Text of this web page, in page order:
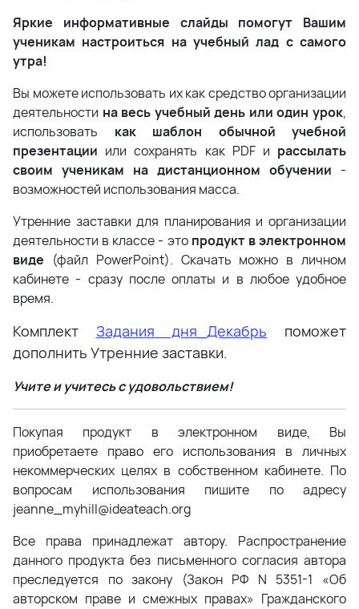
Яркие информативные слайды помогут Вашим
ученикам настроиться на учебный лад с самого
утра!
Вы можете использовать их как средство организации
деятельности на весь учебный день или один урок,
использовать как шаблон обычной учебной
презентации или сохранять как PDF и рассылать
своим ученикам на дистанционном обучении -
возможностей использования масса.
Утренние заставки для планирования и организации
деятельности в классе - это продукт в электронном
виде (файл PowerPoint). Скачать можно в личном
кабинете - сразу после оплаты и в любое удобное
время.
Комплект Задания дня_Декабрь поможет
дополнить Утренние заставки.
Учите и учитесь с удовольствием!
Покупая продукт в электронном виде, Вы
приобретаете право его использования в личных
некоммерческих целях в собственном кабинете. По
вопросам использования пишите по адресу
jeanne_myhill@ideateach.org
Все права принадлежат автору. Распространение
данного продукта без письменного согласия автора
преследуется по закону (Закон РФ N 5351-1 «Об
авторском праве и смежных правах» Гражданского